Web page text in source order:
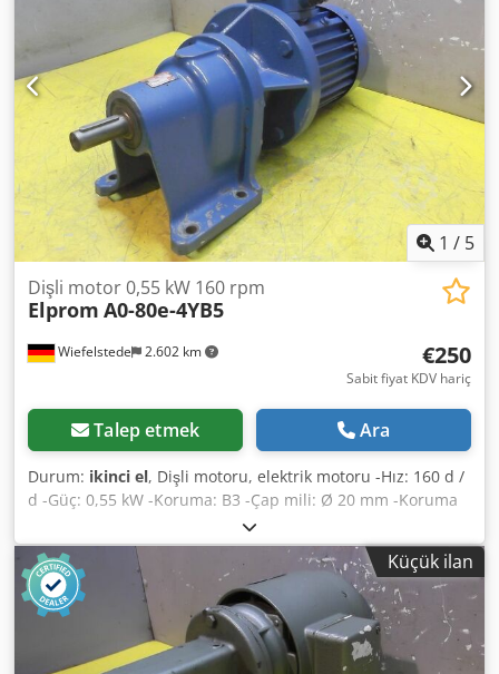
1 / 5
Wiefelstede 2.602 km
Dişli motor 0,55 kW 160 rpm
Elprom A0-80e-4YB5
€250
Sabit fiyat KDV hariç
Talep etmek Ara
Durum: ikinci el, Dişli motoru, elektrik motoru -Hız: 160 d /
d -Güç: 0,55 kW -Koruma: B3 -Çap mili: Ø 20 mm -Koruma
sınıfı: IP 44 -Numara: 1x motor mevcuttur -Fiyat: parça
başına -Boyutlar: 480/200 / H240 mm -Ağırlık: 27 kg
Dedpscwhk Tsfx Agpeck
Küçük ilan